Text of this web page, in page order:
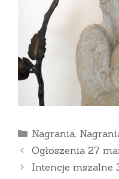
Kategorie
Nagrania,
Ogłoszenia 27
Intencje mszalne